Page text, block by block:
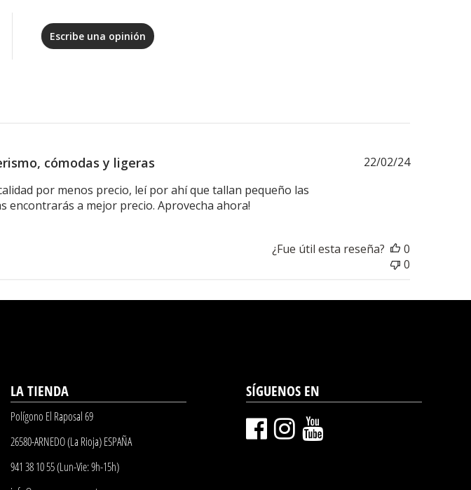
Escribe una opinión
cómodas y ligeras
por menos precio, leí por ahí que tallan pequeño las
encontrarás a mejor precio. Aprovecha ahora!
Fecha
22/02/24
¿Fue útil esta reseña?
0
0
LA TIENDA
Polígono El Raposal 69
26580-ARNEDO (La Rioja) ESPAÑA
941 38 10 55 (Lun-Vie: 9h-15h)
SÍGUENOS EN